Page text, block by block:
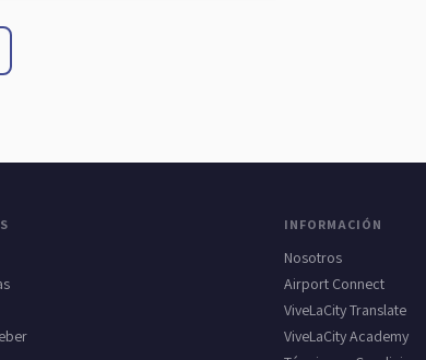
INFORMACIÓN
Nosotros
Airport Connect
ViveLaCity Translate
ViveLaCity Academy